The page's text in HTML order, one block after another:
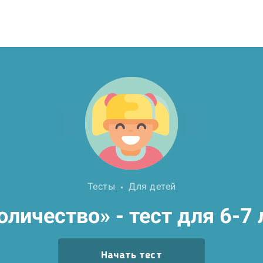
Тесты Для детей
- тест для 6-7
Начать тест